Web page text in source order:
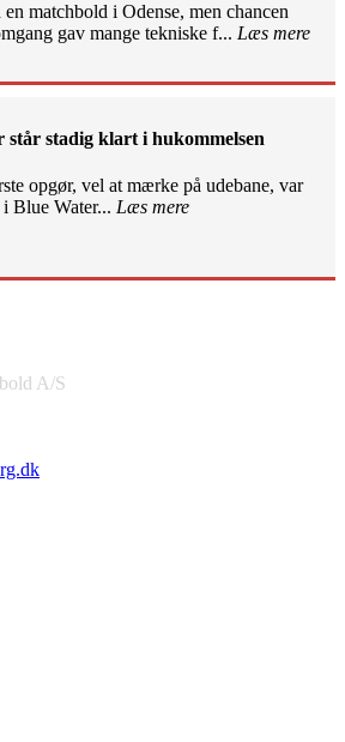
matchbold i Odense, men chancen
gav mange tekniske f... Læs mere
står stadig klart i hukommelsen
opgør, vel at mærke på udebane, var
Blue Water... Læs mere
A/S